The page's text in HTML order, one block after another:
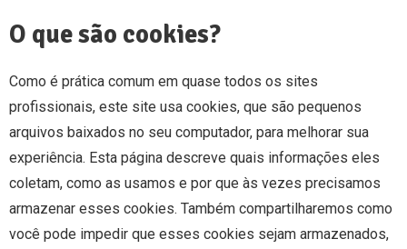
O que são cookies?
Como é prática comum em quase todos os sites
profissionais, este site usa cookies, que são pequenos
arquivos baixados no seu computador, para melhorar sua
experiência. Esta página descreve quais informações eles
coletam, como as usamos e por que às vezes precisamos
armazenar esses cookies. Também compartilharemos como
você pode impedir que esses cookies sejam armazenados,